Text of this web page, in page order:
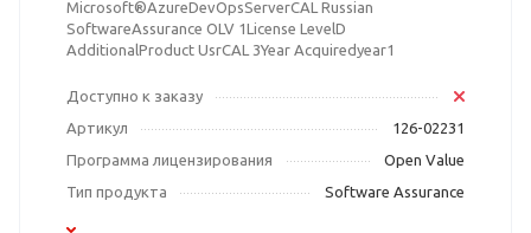
Microsoft®AzureDevOpsServerCAL Russian
SoftwareAssurance OLV 1License LevelD
AdditionalProduct UsrCAL 3Year Acquiredyear1
Доступно к заказу
Артикул
126-02231
Программа лицензирования
Open Value
Тип продукта
Software Assurance